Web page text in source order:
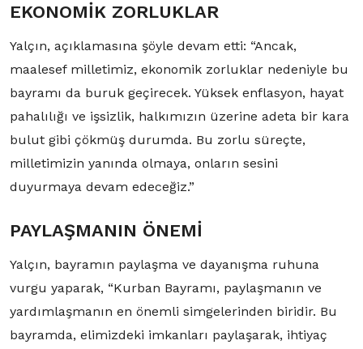
EKONOMİK ZORLUKLAR
Yalçın, açıklamasına şöyle devam etti: “Ancak,
maalesef milletimiz, ekonomik zorluklar nedeniyle bu
bayramı da buruk geçirecek. Yüksek enflasyon, hayat
pahalılığı ve işsizlik, halkımızın üzerine adeta bir kara
bulut gibi çökmüş durumda. Bu zorlu süreçte,
milletimizin yanında olmaya, onların sesini
duyurmaya devam edeceğiz.”
PAYLAŞMANIN ÖNEMİ
Yalçın, bayramın paylaşma ve dayanışma ruhuna
vurgu yaparak, “Kurban Bayramı, paylaşmanın ve
yardımlaşmanın en önemli simgelerinden biridir. Bu
bayramda, elimizdeki imkanları paylaşarak, ihtiyaç